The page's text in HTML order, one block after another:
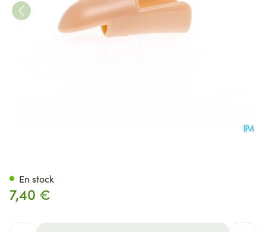
7,40 €
En stock